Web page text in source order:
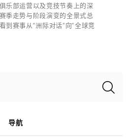
乐部运营以及竞技节奏上的深
季走势与阶段演变的全景式总
到赛事从“洲际对话”向“全球竞
导航